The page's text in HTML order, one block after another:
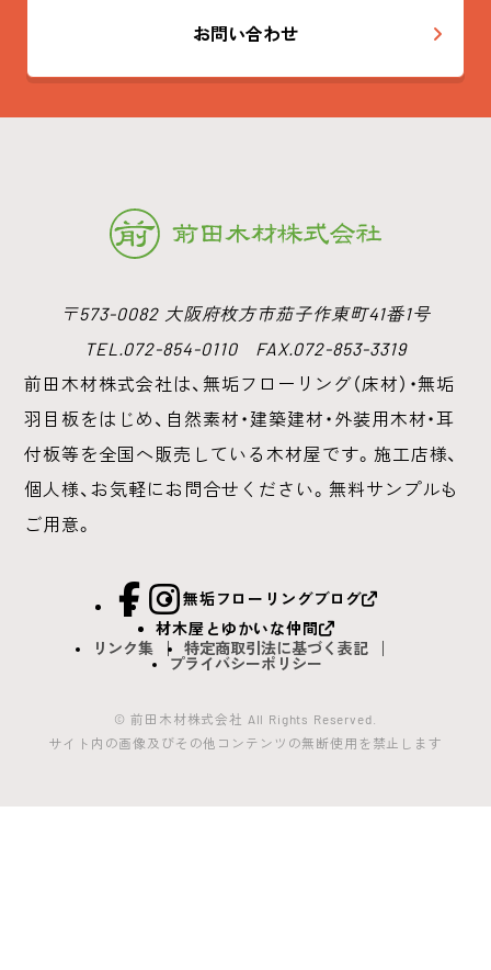
お問い合わせ
〒573-0082 大阪府枚方市茄子作東町41番1号
TEL.072-854-0110 FAX.072-853-3319
前田木材株式会社は、無垢フローリング（床材）・無垢
羽目板をはじめ、 自然素材・建築建材・外装用木材・耳
付板等を全国へ販売している木材屋です。 施工店様、
個人様、お気軽にお問合せください。無料サンプルも
ご用意。
facebook
Instagram
無垢フローリングブログ
材木屋とゆかいな仲間
リンク集
特定商取引法に基づく表記
プライバシーポリシー
© 前田木材株式会社 All Rights Reserved.
サイト内の画像及びその他コンテンツの無断使用を禁止します